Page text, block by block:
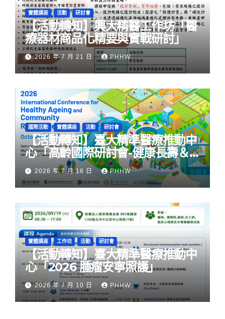
實體講座 活動 研討會
【活動轉知】興大精醫工作坊「醫
療器材商品化精要與實戰研討」
2026 年 7 月 21 日 PHHW
國際活動 實體講座 活動 研討會
【活動轉知】臺大精準醫療推動中
心「高齡國際研討會-健康長壽＆
社區韌性」
2026 年 7 月 16 日 PHHW
實體講座 工作坊 活動 研討會
【活動轉知】臺大精準醫療推動中
心「2026 腫瘤安寧照護」
2026 年 7 月 10 日 PHHW